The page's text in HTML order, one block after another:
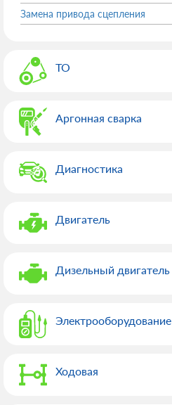
Замена привода сцепления
ТО
Аргонная сварка
Диагностика
Двигатель
Дизельный двигатель
Электрооборудованиe
Ходовая